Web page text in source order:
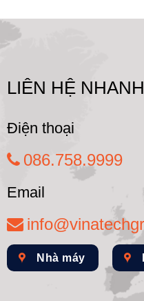
LIÊN HỆ NHANH
Điện thoại
086.758.9999
Email
Nhà máy